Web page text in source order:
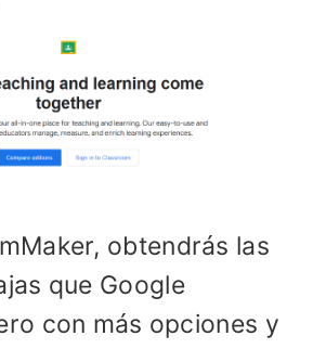
obtendrás las
que Google
con más opciones y